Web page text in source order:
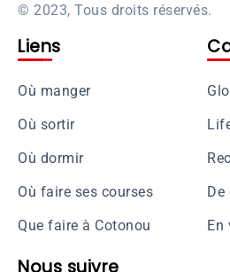
© 2023, Tous droits réservés.
Liens
Où manger
Où sortir
Où dormir
Où faire ses courses
Que faire à Cotonou
De
En
Nous suivre